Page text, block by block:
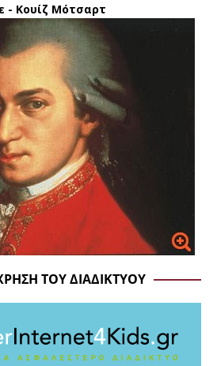
- Κουίζ Μότσαρτ
ΤΟΥ ΔΙΑΔΙΚΤΎΟΥ